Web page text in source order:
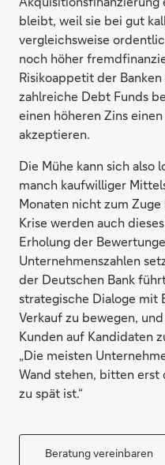
bleibt, weil sie bei gut
vergleichsweise
noch höher
Risikoappetit der
zahlreiche Debt Funds
einen höheren Zins
akzeptieren.
Die Mühe kann sich also
manch kaufwilliger
Monaten nicht zum
Krise werden auch
Erholung der
Unternehmenszahlen
der Deutschen Bank
strategische Dialoge mit
Verkauf zu bewegen,
Kunden auf Kandidaten
„Die meisten
Wand stehen, bitten erst
zu spät ist.“
Beratung vereinbaren